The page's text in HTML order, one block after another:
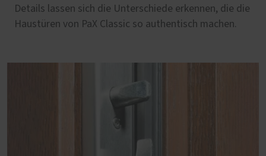
Details lassen sich die Unterschiede erkennen, die die
Haustüren von PaX Classic so authentisch machen.